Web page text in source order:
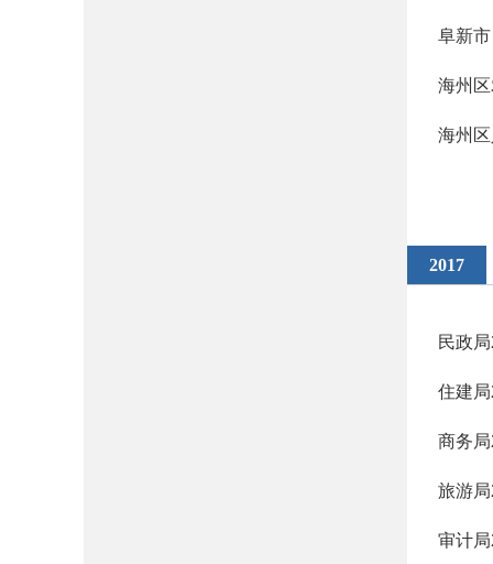
阜新
海州
海州
2017
民政
住建
商务
旅游
审计